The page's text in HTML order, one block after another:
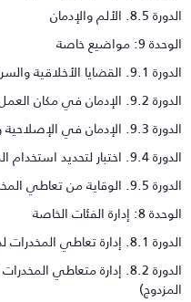
8.5. الألم والإدمان
9: مواضيع خاصة
الأخلاقية والسرية وإرشادات أفضل الممارسات
الإدمان في مكان العمل
في الإصلاحية والطب النفسي الشرعي للإدمان
لتحديد استخدام المخدرات في الآونة الأخيرة
من تعاطي المخدرات والإدمان
8: إدارة الفئات الخاصة
تعاطي المخدرات لدى المراهقين
الدورة 8.2. إدارة متعاطي